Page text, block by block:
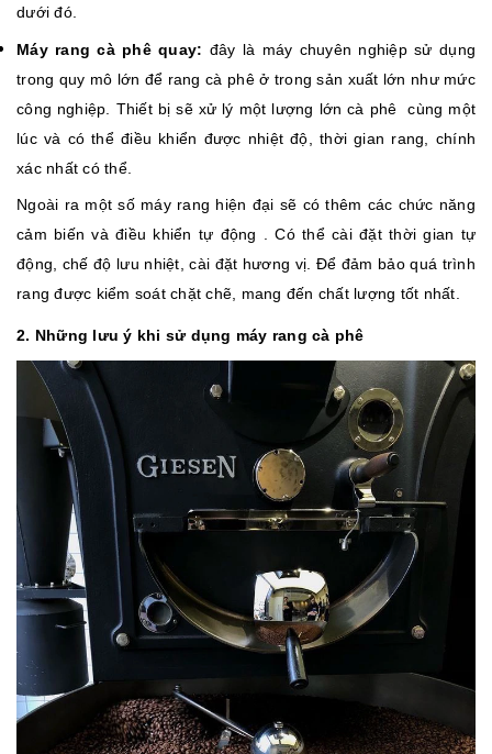
dưới đó.
Máy rang cà phê quay: đây là máy chuyên nghiệp sử dụng
trong quy mô lớn để rang cà phê ở trong sản xuất lớn như mức
công nghiệp. Thiết bị sẽ xử lý một lượng lớn cà phê cùng một
lúc và có thể điều khiển được nhiệt độ, thời gian rang, chính
xác nhất có thể.
Ngoài ra một số máy rang hiện đại sẽ có thêm các chức năng
cảm biến và điều khiển tự động . Có thể cài đặt thời gian tự
động, chế độ lưu nhiệt, cài đặt hương vị. Để đảm bảo quá trình
rang được kiểm soát chặt chẽ, mang đến chất lượng tốt nhất.
2. Những lưu ý khi sử dụng máy rang cà phê